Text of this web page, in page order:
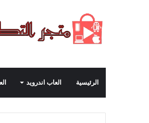
الرئيسية العاب اندرويد